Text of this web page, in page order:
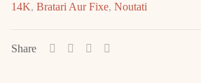
8.97gr
14K, Bratari Aur Fixe, Noutati
Share